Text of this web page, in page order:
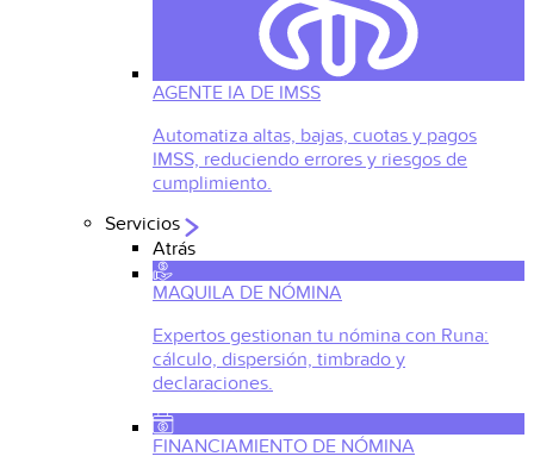
AGENTE IA DE IMSS
Automatiza altas, bajas, cuotas y pagos
IMSS, reduciendo errores y riesgos de
cumplimiento.
Servicios
Atrás
MAQUILA DE NÓMINA
Expertos gestionan tu nómina con Runa:
cálculo, dispersión, timbrado y
declaraciones.
FINANCIAMIENTO DE NÓMINA